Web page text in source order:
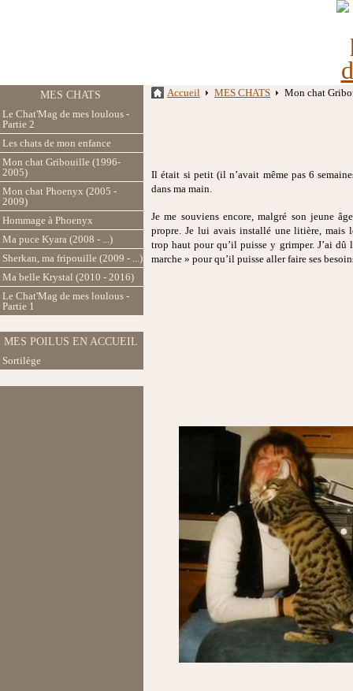
MES CHATS
Le Chat'Mag de mes loulous -
Partie 2
Les chats de mon enfance
Mon chat Gribouille (1996-
2005)
Mon chat Phoenyx (2005 -
2009)
Hommage à Phoenyx
Ma puce Kyara (2008 - ...)
Sherkan, ma fripouille (2009 - ...)
Ma belle Krystal (2010 - 2016)
Le Chat'Mag de mes loulous -
Partie 1
MES POILUS EN ACCUEIL
Sortilège
Accueil MES CHATS Mon chat
Il était si petit (il n’avait même pas 6
dans ma main.
Je me souviens encore, malgré son jeune
propre. Je lui avais installé une litière, mais
trop haut pour qu’il puisse y grimper. J’ai dû
marche » pour qu’il puisse aller faire ses